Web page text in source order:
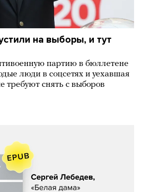
на выборы, и тут
партию в бюллетене
люди в соцсетях и уехавшая
требуют снять с выборов